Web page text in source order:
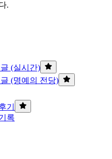
.
(실시간)
(명예의 전당)
기
록